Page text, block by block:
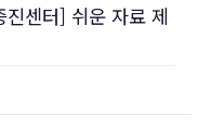
센터] 쉬운 자료 제